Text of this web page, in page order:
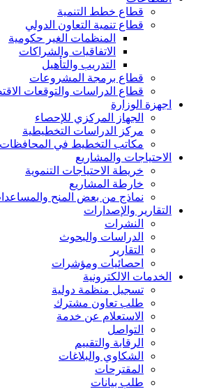
قطاع خطط التنمية
قطاع تنمية التعاون الدولي
المنظمات الغير حكومية
الاتفاقيات والشراكات
التدريب والتأهيل
قطاع برمجة المشروعات
قطاع الدراسات والتوقعات الاقتصادية
اجهزة الوزارة
الجهاز المركزي للإحصاء
مركز الدراسات التخطيطية
مكاتب التخطيط في المحافظات
الاحتياجات والمشاريع
خريطة الاحتياجات التنموية
خارطة المشاريع
نماذج من بعض المنح والمساعدات
التقارير والإصدارات
النشرات
الدراسات والبحوث
التقارير
احصائيات ومؤشرات
الخدمات الالكترونية
تسجيل منظمة دولية
طلب تعاون مشترك
الاستعلام عن خدمة
التواصل
الرقابة والتقييم
الشكاوي والبلاغات
المقترحات
طلب بيانات